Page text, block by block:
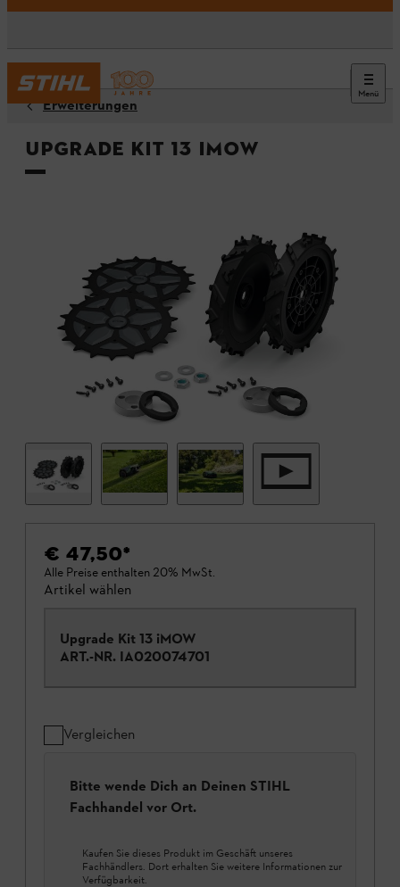
Menü
Erweiterungen
Upgrade Kit 13 iMOW
€ 47,50*
Alle Preise enthalten 20% MwSt.
Artikel wählen
Upgrade Kit 13 iMOW
ART.-NR. IA020074701
Vergleichen
Bitte wende Dich an Deinen STIHL
Fachhandel vor Ort.
Kaufen Sie dieses Produkt im Geschäft unseres
Fachhändlers. Dort erhalten Sie weitere Informationen zur
Verfügbarkeit.